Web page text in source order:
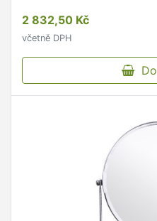
nabíjení, digitální …
2 832,50 Kč
včetně DPH
Do